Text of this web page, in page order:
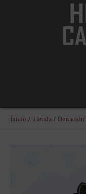
Inicio / Tienda / Donación